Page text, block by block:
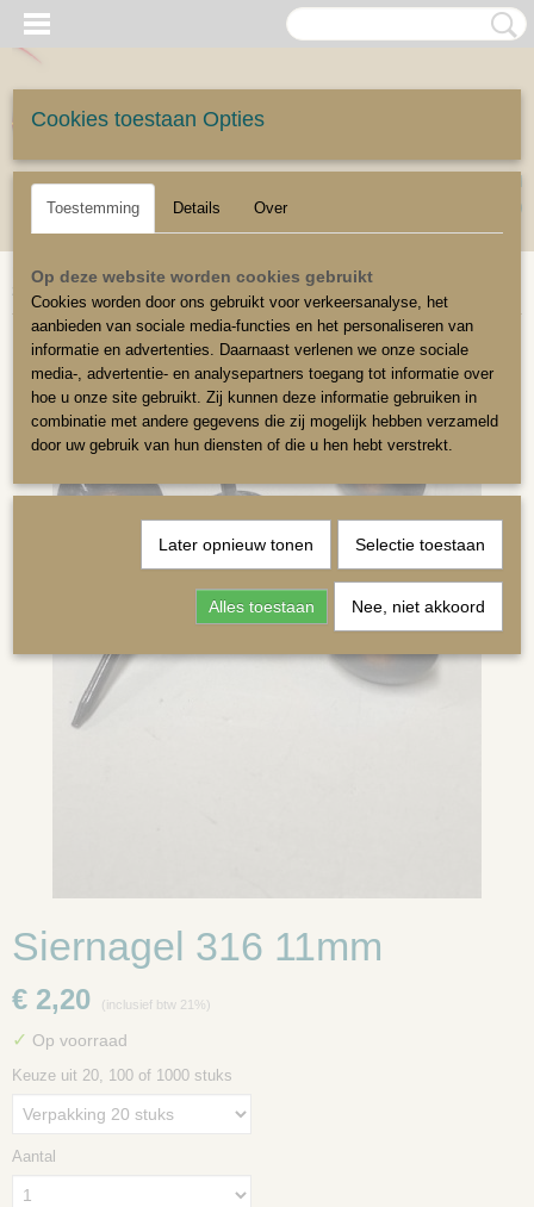
Inloggen Registreren
(0)
Home>Stoffeerbenodigdheden> Siernagels>11mm siernagel
316 11mm
Siernagel 316 11mm
€ 2,20 (inclusief btw 21%)
✓ Op voorraad
Keuze uit 20, 100 of 1000 stuks
Aantal
| KUSSENS OP MAAT
Cookies toestaan Opties
Toestemming Details Over
Op deze website worden cookies gebruikt
Cookies worden door ons gebruikt voor verkeersanalyse, het
aanbieden van sociale media-functies en het personaliseren van
informatie en advertenties. Daarnaast verlenen we onze sociale
media-, advertentie- en analysepartners toegang tot informatie over
hoe u onze site gebruikt. Zij kunnen deze informatie gebruiken in
combinatie met andere gegevens die zij mogelijk hebben verzameld
door uw gebruik van hun diensten of die u hen hebt verstrekt.
Later opnieuw tonen Selectie toestaan
Alles toestaan Nee, niet akkoord